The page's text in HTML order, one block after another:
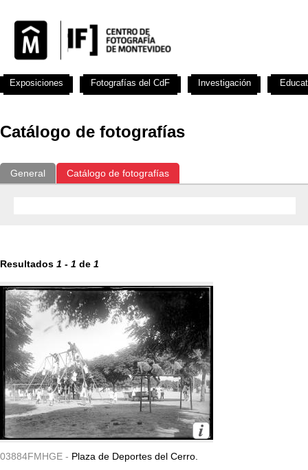
Catálogo de fotografías
General Catálogo de fotografías
Resultados 1 - 1 de 1
03884FMHGE - Plaza de Deportes del Cerro.
Exposiciones Fotografías del CdF Investigación